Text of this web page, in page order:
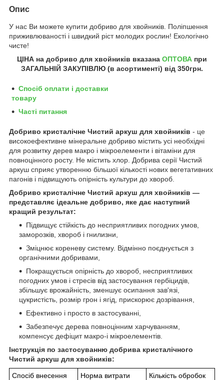
Опис
У нас Ви можете купити добриво для хвойників . Поліпшення
приживлюваності і швидкий ріст молодих рослин! Екологічно
чисте!
ЦІНА на добриво для хвойників вказана ОПТОВА при
ЗАГАЛЬНІЙ ЗАКУПІВЛЮ (в асортименті) від 350грн.
Спосіб оплати і доставки
товару
Часті питання
Добриво кристалічне Чистий аркуш для хвойників - це
високоефективне мінеральне добриво містить усі необхідні
для розвитку дерев макро і мікроелементи і вітаміни для
повноцінного росту. Не містить хлор. Добрива серії Чистий
аркуш сприяє утворенню більшої кількості нових вегетативних
пагонів і підвищують опірність культури до хвороб.
Добриво кристалічне Чистий аркуш для хвойників —
представляє ідеальне добриво, яке дає наступний
кращий результат:
Підвищує стійкість до несприятливих погодних умов,
заморозків, хвороб і гнилизни,
Зміцнює кореневу систему. Відмінно поєднується з
органічними добривами,
Покращується опірність до хвороб, несприятливих
погодних умов і стресів від застосування гербіцидів,
збільшує врожайність, зменшує осипання зав'язі,
цукристість, розмір грон і ягід, прискорює дозрівання,
Ефективно і просто в застосуванні,
Забезпечує дерева повноцінним харчуванням,
компенсує дефіцит макро-і мікроелементів.
Інструкція по застосуванню добрива кристалічного
Чистий аркуш для хвойників:
Спосіб внесення Норма витрати
Кількість обробок